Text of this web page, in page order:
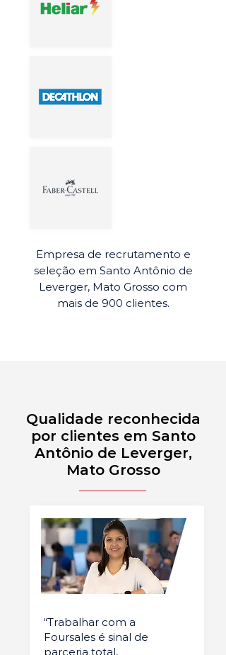
Empresa de recrutamento e
seleção em Santo Antônio de
Leverger, Mato Grosso com
mais de 900 clientes.
Qualidade reconhecida
por clientes em Santo
Antônio de Leverger,
Mato Grosso
“Trabalhar com a
Foursales é sinal de
parceria total,